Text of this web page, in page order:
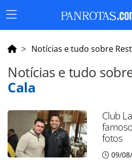
Menu
Principal
Notícias e tudo sobre
Notícias e tudo
Cala
Club
fotos
09/